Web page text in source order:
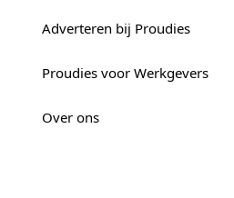
Adverteren bij Proudies
Proudies voor Werkgevers
Over ons